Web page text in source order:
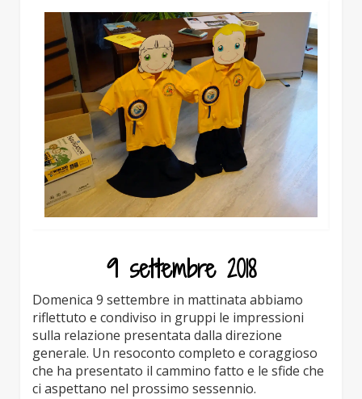
9 settembre 2018
Domenica 9 settembre in mattinata abbiamo
riflettuto e condiviso in gruppi le impressioni
sulla relazione presentata dalla direzione
generale. Un resoconto completo e coraggioso
che ha presentato il cammino fatto e le sfide che
ci aspettano nel prossimo sessennio.